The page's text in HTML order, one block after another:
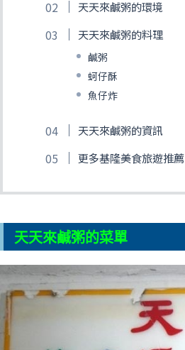
天天來鹹粥的環境
天天來鹹粥的料理
鹹粥
蚵仔酥
魚仔炸
天天來鹹粥的資訊
更多基隆美食旅遊推薦
天天來鹹粥的菜單